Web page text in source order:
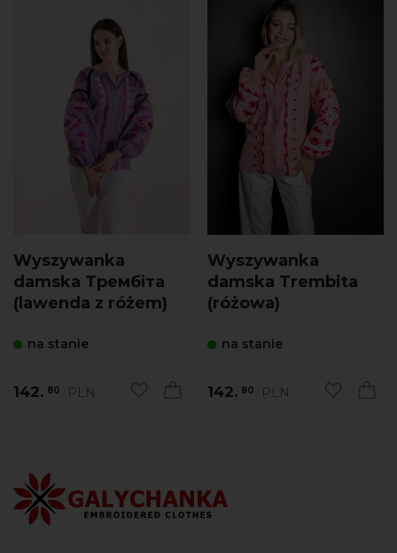
Wyszywanka
damska Трембіта
(lawenda z różem)
na stanie
142. 80 PLN
Wyszywanka
damska Trembita
(różowa)
na stanie
142. 80 PLN